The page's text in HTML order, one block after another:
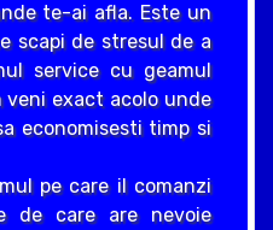
te-ai afla. Este un
scapi de stresul de a
service cu geamul
veni exact acolo unde
economisesti timp si
pe care il comanzi
de care are nevoie